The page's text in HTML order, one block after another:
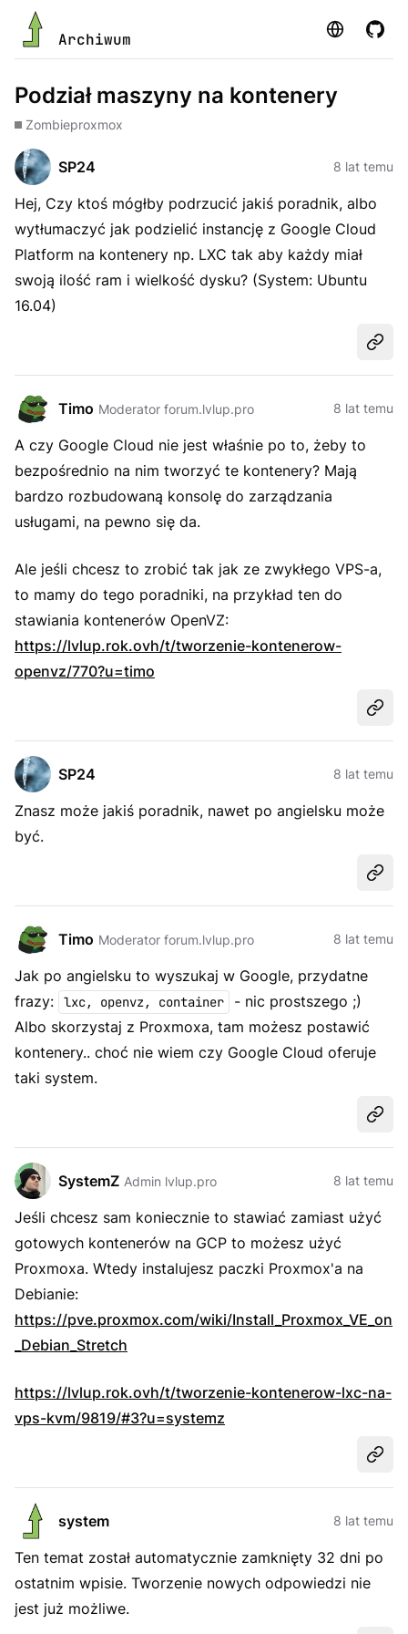
Archiwum Strona
Podział maszyny na kontenery
Zombieproxmox
SP24 8 lat temu
Hej, Czy ktoś mógłby podrzucić jakiś poradnik, albo
wytłumaczyć jak podzielić instancję z Google Cloud
Platform na kontenery np. LXC tak aby każdy miał
swoją ilość ram i wielkość dysku? (System: Ubuntu
16.04)
Timo Moderator forum.lvlup.pro 8 lat temu
A czy Google Cloud nie jest właśnie po to, żeby to
bezpośrednio na nim tworzyć te kontenery? Mają
bardzo rozbudowaną konsolę do zarządzania
usługami, na pewno się da.
Ale jeśli chcesz to zrobić tak jak ze zwykłego VPS-a,
to mamy do tego poradniki, na przykład ten do
stawiania kontenerów OpenVZ:
https://lvlup.rok.ovh/t/tworzenie-kontenerow-
openvz/770?u=timo
SP24 8 lat temu
Znasz może jakiś poradnik, nawet po angielsku może
być.
Timo Moderator forum.lvlup.pro 8 lat temu
Jak po angielsku to wyszukaj w Google, przydatne
frazy:
lxc, openvz, container
- nic prostszego ;)
Albo skorzystaj z Proxmoxa, tam możesz postawić
kontenery.. choć nie wiem czy Google Cloud oferuje
taki system.
SystemZ Admin lvlup.pro 8 lat temu
Jeśli chcesz sam koniecznie to stawiać zamiast użyć
gotowych kontenerów na GCP to możesz użyć
Proxmoxa. Wtedy instalujesz paczki Proxmox'a na
Debianie:
https://pve.proxmox.com/wiki/Install_Proxmox_VE_on
_Debian_Stretch
https://lvlup.rok.ovh/t/tworzenie-kontenerow-lxc-na-
vps-kvm/9819/#3?u=systemz
system 8 lat temu
Ten temat został automatycznie zamknięty 32 dni po
ostatnim wpisie. Tworzenie nowych odpowiedzi nie
jest już możliwe.